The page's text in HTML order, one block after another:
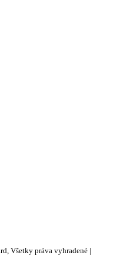
Všetky práva vyhradené |